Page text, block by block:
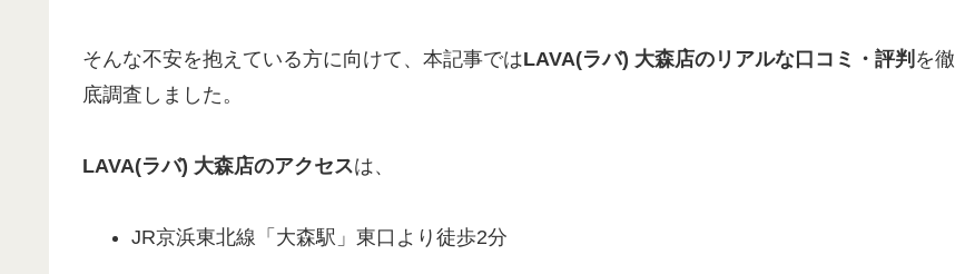
そんな不安を抱えている方に向けて、本記事ではLAVA(ラバ) 大森店のリアルな口コミ・評判 を徹
底調査しました。
LAVA(ラバ) 大森店のアクセスは、
JR京浜東北線「大森駅」東口より徒歩2分